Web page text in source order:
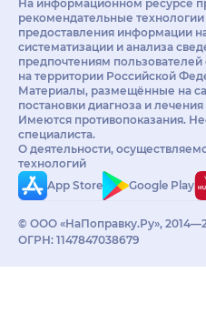
На информационном ресурсе
рекомендательные
предоставления информации
систематизации и анализа
предпочтениям
на территории Российской
Материалы, размещённые на
постановки диагноза и
Имеются противопоказания.
специалиста.
О деятельности,
технологий
App Store
Google Play
© ООО «НаПоправку.Ру»,
ОГРН: 1147847038679